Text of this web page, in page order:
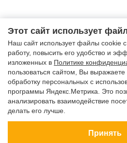
Этот сайт использует
Наш сайт использует файлы cookie
работу, повысить его удобство и
изложенных в Политике
пользоваться сайтом, Вы выражаете
обработку персональных с
программы Яндекс.Метрика. Это
анализировать взаимодействие
делать его лучше.
Принять